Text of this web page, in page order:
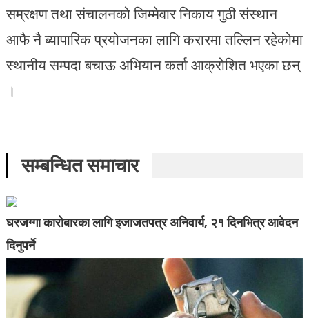
सम्रक्षण तथा संचालनको जिम्मेवार निकाय गुठी संस्थान
आफै नै ब्यापारिक प्रयोजनका लागि करारमा तल्लिन रहेकोमा
स्थानीय सम्पदा बचाऊ अभियान कर्ता आक्रोशित भएका छन्
।
सम्बन्धित समाचार
घरजग्गा कारोबारका लागि इजाजतपत्र अनिवार्य, २१ दिनभित्र आवेदन
दिनुपर्ने